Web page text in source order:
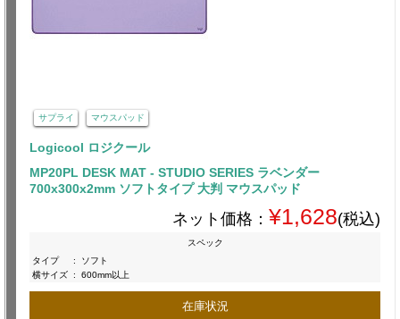
サプライ マウスパッド
Logicool ロジクール
MP20PL DESK MAT - STUDIO SERIES ラベンダー
700x300x2mm ソフトタイプ 大判 マウスパッド
ネット価格： ¥1,628(税込)
スペック
タイプ
:
ソフト
横サイズ : 600mm以上
在庫状況